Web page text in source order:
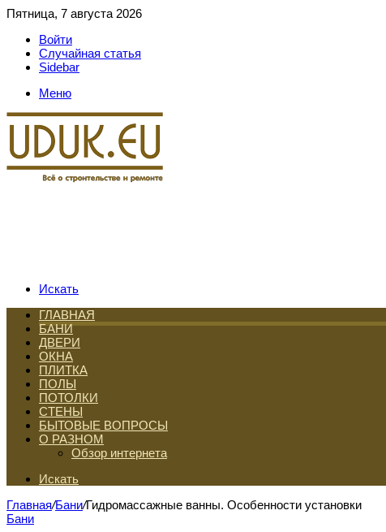
Пятница, 7 августа 2026
Войти
Случайная статья
Sidebar
Меню
Искать
ГЛАВНАЯ
БАНИ
ДВЕРИ
ОКНА
ПЛИТКА
ПОЛЫ
ПОТОЛКИ
СТЕНЫ
БЫТОВЫЕ ВОПРОСЫ
О РАЗНОМ
Обзор интернета
Искать
Главная/Бани/Гидромассажные ванны. Особенности установки
Бани